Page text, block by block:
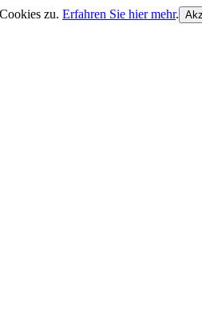
zu. Erfahren Sie hier mehr.